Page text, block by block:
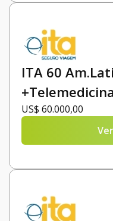
ITA 60
US$ 60.000,00